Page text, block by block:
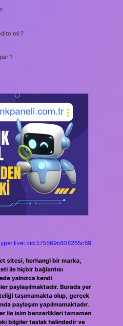
mi ?
?
live:.cid.575569c608265c69
sitesi, herhangi bir marka,
ile hiçbir bağlantısı
yalnızca kendi
paylaşılmaktadır. Burada yer
taşımamakta olup, gerçek
paylaşım yapılmamaktadır.
ile isim benzerlikleri tamamen
bilgiler taslak halindedir ve